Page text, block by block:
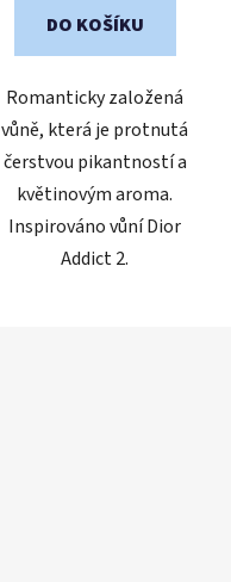
5
DO KOŠÍKU
Romanticky založená
vůně, která je protnutá
čerstvou pikantností a
květinovým aroma.
Inspirováno vůní Dior
Addict 2.